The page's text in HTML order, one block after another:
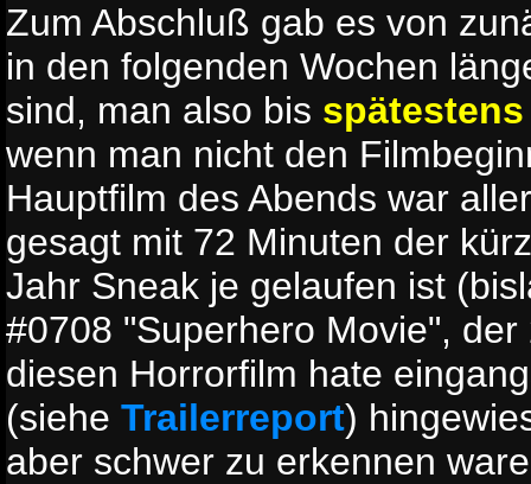
Zum Abschluß gab es von
in den folgenden Wochen
sind, man also bis spätestens
wenn man nicht den
Hauptfilm des Abends war
gesagt mit 72 Minuten der
Jahr Sneak je gelaufen ist
#0708 "Superhero Movie",
diesen Horrorfilm hate
(siehe Trailerreport)
aber schwer zu erkennen